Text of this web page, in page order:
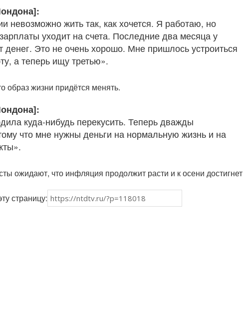
невозможно жить так, как хочется. Я работаю, но
уходит на счета. Последние два месяца у
денег. Это не очень хорошо. Мне пришлось устроиться
а теперь ищу третью».
образ жизни придётся менять.
куда-нибудь перекусить. Теперь дважды
что мне нужны деньги на нормальную жизнь и на
ожидают, что инфляция продолжит расти и к осени достигнет
страницу: